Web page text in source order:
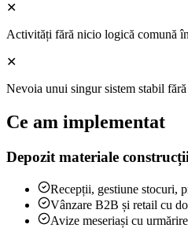
✕
Activități fără nicio logică comună
✕
Nevoia unui singur sistem stabil
Ce am implementat
Depozit materiale
Recepții, gestiune stocuri,
Vânzare B2B și retail cu
Avize meseriași cu